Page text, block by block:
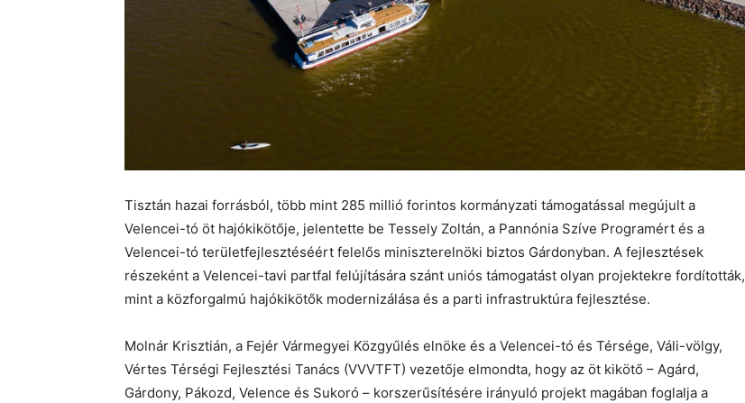
Tisztán hazai forrásból, több mint 285 millió forintos kormányzati támogatással megújult a
Velencei-tó öt hajókikötője, jelentette be Tessely Zoltán, a Pannónia Szíve Programért és a
Velencei-tó területfejlesztéséért felelős miniszterelnöki biztos Gárdonyban. A fejlesztések
részeként a Velencei-tavi partfal felújítására szánt uniós támogatást olyan projektekre fordították,
mint a közforgalmú hajókikötők modernizálása és a parti infrastruktúra fejlesztése.
Molnár Krisztián, a Fejér Vármegyei Közgyűlés elnöke és a Velencei-tó és Térsége, Váli-völgy,
Vértes Térségi Fejlesztési Tanács (VVVTFT) vezetője elmondta, hogy az öt kikötő – Agárd,
Gárdony, Pákozd, Velence és Sukoró – korszerűsítésére irányuló projekt magában foglalja a